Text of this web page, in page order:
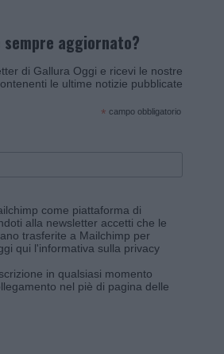
aggiornato?
di Gallura Oggi e ricevi le nostre
le ultime notizie pubblicate
* campo obbligatorio
come piattaforma di
alla newsletter accetti che le
trasferite a Mailchimp per
qui l'informativa sulla privacy
in qualsiasi momento
nel piè di pagina delle